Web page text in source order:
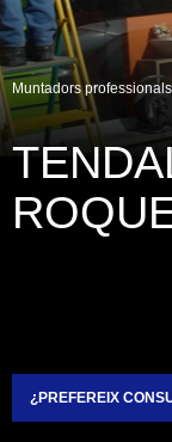
Muntadors
¿PREFEREIX